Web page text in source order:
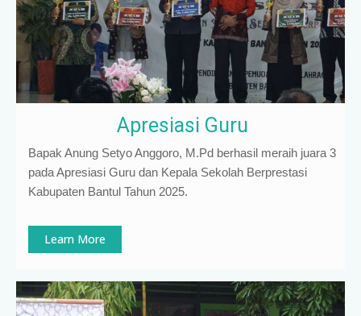
Apresiasi Guru
Bapak Anung Setyo Anggoro, M.Pd berhasil meraih juara 3
pada Apresiasi Guru dan Kepala Sekolah Berprestasi
Kabupaten Bantul Tahun 2025.
Learn More